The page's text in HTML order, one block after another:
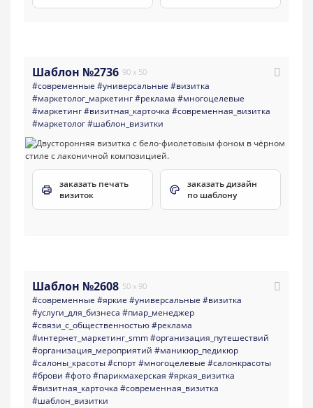
Шаблон №2736 90 x 50
#современные #универсальные #визитка
#маркетолог_маркетинг#реклама #многоцелевые
#маркетинг#визитная_карточка #современная_визитка
#маркетолог#шаблон_визитки
заказать печать
визиток
заказать дизайн
по шаблону
Шаблон №2608 50 x 90
#современные #яркие #универсальные #визитка
#услуги_для_бизнеса #пиар_менеджер
#связи_с_общественностью#реклама
#интернет_маркетинг_smm#организация_путешествий
#организация_мероприятий #маникюр_педикюр
#салоны_красоты#спорт#многоцелевые #салонкрасоты
#брови #фото#парикмахерская #яркая_визитка
#визитная_карточка #современная_визитка
#шаблон_визитки